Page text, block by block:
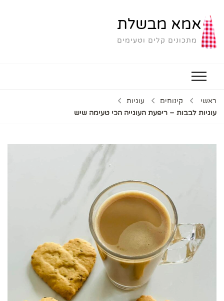
אמא מבשלת
מתכונים קלים וטעימים
ראשי קינוחים
עוגיות
עוגיות לבבות – ריפעת העוגייה הכי טעימה שיש